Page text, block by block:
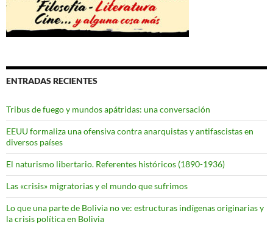
ENTRADAS RECIENTES
Tribus de fuego y mundos apátridas: una conversación
EEUU formaliza una ofensiva contra anarquistas y antifascistas en
diversos países
El naturismo libertario. Referentes históricos (1890-1936)
Las «crisis» migratorias y el mundo que sufrimos
Lo que una parte de Bolivia no ve: estructuras indígenas originarias y
la crisis política en Bolivia